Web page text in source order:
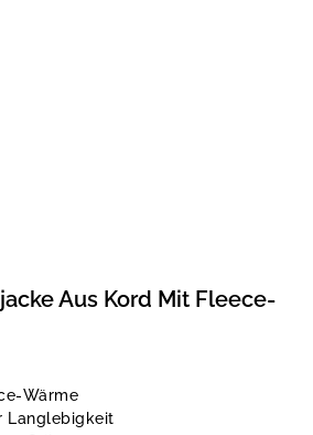
Aus Kord Mit Fleece-
Wärme
Langlebigkeit